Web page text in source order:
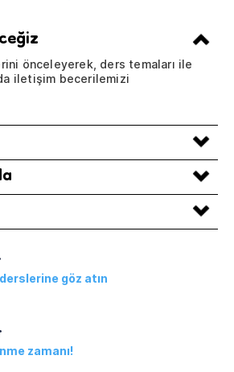
önceleyerek, ders temaları ile
iletişim becerilemizi
göz atın
zamanı!